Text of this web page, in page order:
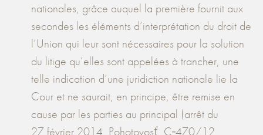
nationales, grâce auquel la première fournit aux
secondes les éléments d’interprétation du droit de
l’Union qui leur sont nécessaires pour la solution
du litige qu’elles sont appelées à trancher, une
telle indication d’une juridiction nationale lie la
Cour et ne saurait, en principe, être remise en
cause par les parties au principal (arrêt du
27 février 2014, Pohotovosť, C‑470/12,